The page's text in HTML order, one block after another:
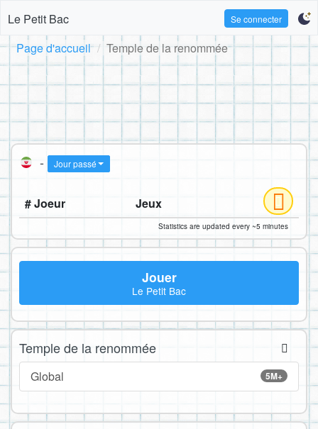
Le Petit Bac Se connecter
Page d'accueil Temple de la renommée
- Jour passé
# Joeur Jeux
Statistics are updated every ~5 minutes
Jouer
Le Petit Bac
Temple de la renommée
5M+
Global